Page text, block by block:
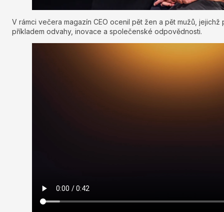
V rámci večera magazín CEO ocenil pět žen a pět mužů,
příkladem odvahy, inovace a společenské odpovědnosti.